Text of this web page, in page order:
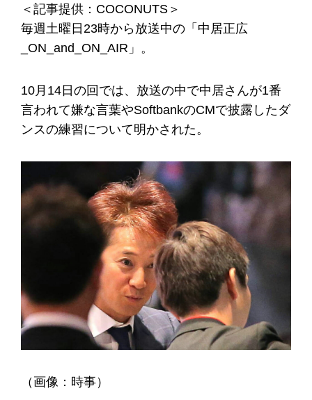
＜記事提供：COCONUTS＞
毎週土曜日23時から放送中の「中居正広
_ON_and_ON_AIR」。
10月14日の回では、放送の中で中居さんが1番
言われて嫌な言葉やSoftbankのCMで披露したダ
ンスの練習について明かされた。
（画像：時事）